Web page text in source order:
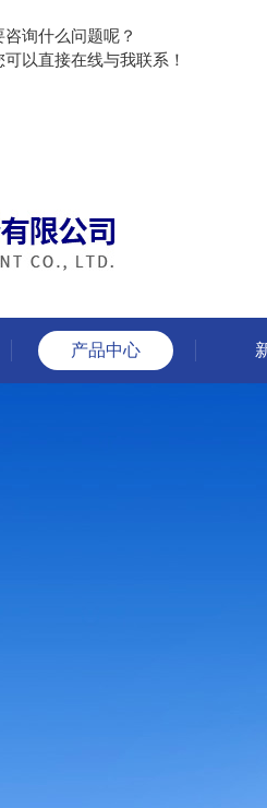
询什么问题呢？
以直接在线与我联系！
产品中心